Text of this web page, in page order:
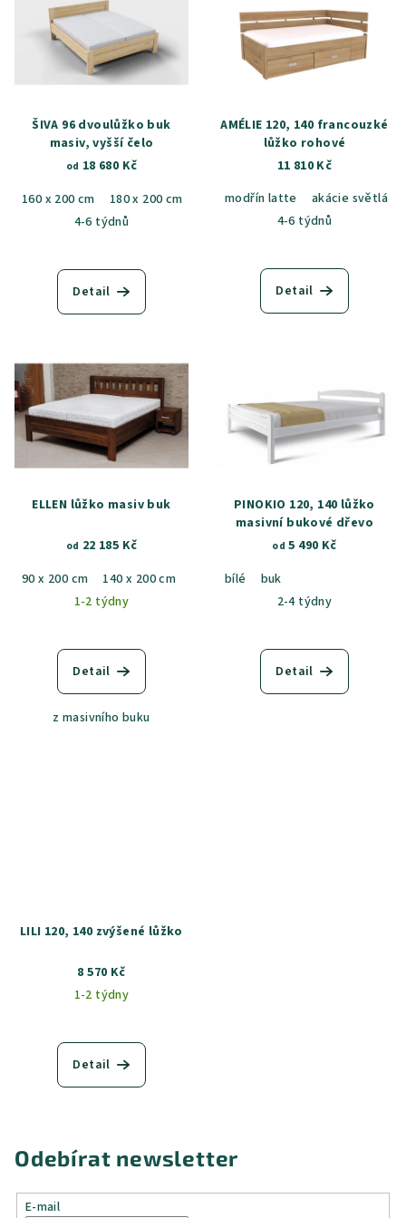
ŠIVA 96 dvoulůžko buk
masiv, vyšší čelo
od 18 680 Kč
160 x 200 cm
180 x 200 cm
4-6 týdnů
Detail
AMÉLIE 120, 140 francouzké
lůžko rohové
11 810 Kč
modřín latte
akácie světlá
4-6 týdnů
Detail
ELLEN lůžko masiv buk
od 22 185 Kč
90 x 200 cm
140 x 200 cm 160 x 200 cm
180 x 200 cm
1-2 týdny
Detail
z masivního buku
PINOKIO 120, 140 lůžko
masivní bukové dřevo
od 5 490 Kč
bílé
buk
2-4 týdny
Detail
LILI 120, 140 zvýšené lůžko
8 570 Kč
1-2 týdny
Detail
Odebírat newsletter
E-mail